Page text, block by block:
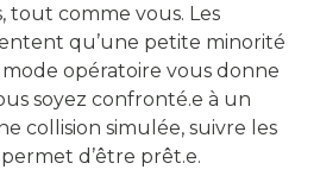
tout comme vous. Les
qu’une petite minorité
opératoire vous donne
soyez confronté.e à un
collision simulée, suivre les
d’être prêt.e.